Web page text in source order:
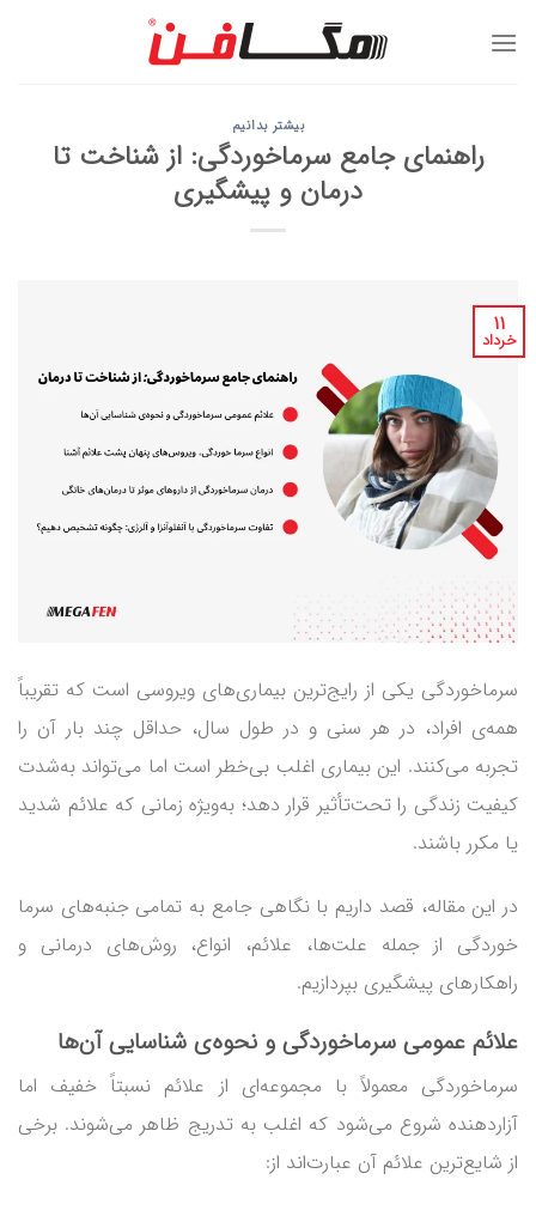
بیشتر بدانیم
راهنمای جامع سرماخوردگی: از شناخت تا
درمان و پیشگیری
۱۱
خرداد
سرماخوردگی یکی از رایج‌ترین بیماری‌های ویروسی است که تقریباً
همه‌ی افراد، در هر سنی و در طول سال، حداقل چند بار آن را
تجربه می‌کنند. این بیماری اغلب بی‌خطر است اما می‌تواند به‌شدت
کیفیت زندگی را تحت‌تأثیر قرار دهد؛ به‌ویژه زمانی که علائم شدید
یا مکرر باشند.
در این مقاله، قصد داریم با نگاهی جامع به تمامی جنبه‌های سرما
خوردگی از جمله علت‌ها، علائم، انواع، روش‌های درمانی و
راهکارهای پیشگیری بپردازیم.
علائم عمومی سرماخوردگی و نحوه‌ی شناسایی آن‌ها
سرماخوردگی معمولاً با مجموعه‌ای از علائم نسبتاً خفیف اما
آزاردهنده شروع می‌شود که اغلب به ‌تدریج ظاهر می‌شوند. برخی
از شایع‌ترین علائم آن عبارت‌اند از: